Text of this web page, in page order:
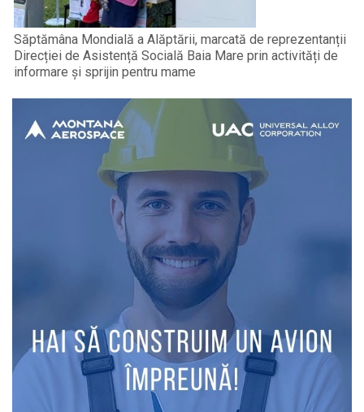
Săptămâna Mondială a Alăptării, marcată de reprezentanții
Direcției de Asistență Socială Baia Mare prin activități de
informare și sprijin pentru mame